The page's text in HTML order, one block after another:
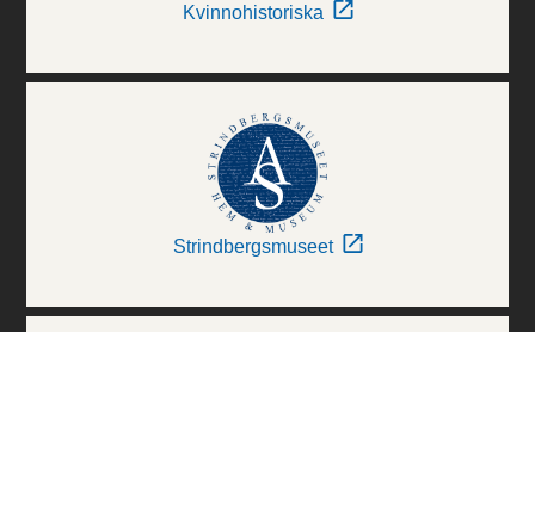
Kvinnohistoriska
Strindbergsmuseet